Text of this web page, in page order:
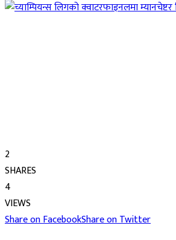
2
SHARES
4
VIEWS
Share on FacebookShare on Twitter